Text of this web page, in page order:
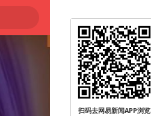
扫码去网易新闻APP浏览